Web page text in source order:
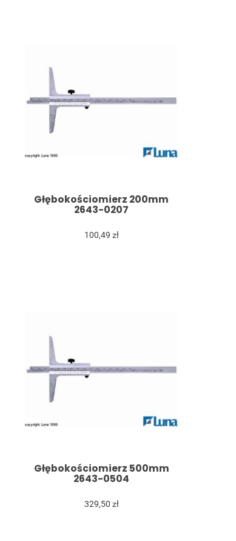
Głębokościomierz 200mm
2643-0207
100,49 zł
Głębokościomierz 500mm
2643-0504
329,50 zł